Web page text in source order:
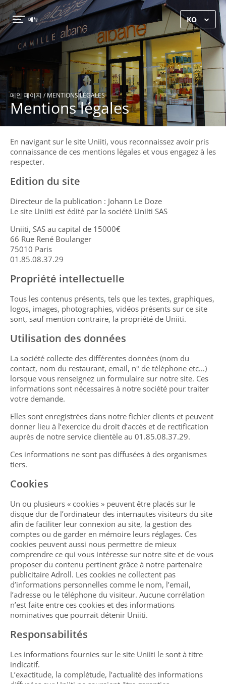
×
서비스
연락처
메뉴 KO
메인 페이지 / MENTIONS LÉGALES
Mentions légales
En navigant sur le site Uniiti, vous reconnaissez avoir pris
connaissance de ces mentions légales et vous engagez à les
respecter.
Edition du site
Directeur de la publication : Johann Le Doze
Le site Uniiti est édité par la société Uniiti SAS
Uniiti, SAS au capital de 15000€
66 Rue René Boulanger
75010 Paris
01.85.08.37.29
Propriété intellectuelle
Tous les contenus présents, tels que les textes, graphiques,
logos, images, photographies, vidéos présents sur ce site
sont, sauf mention contraire, la propriété de Uniiti.
Utilisation des données
La société collecte des différentes données (nom du
contact, nom du restaurant, email, n° de téléphone etc…)
lorsque vous renseignez un formulaire sur notre site. Ces
informations sont nécessaires à notre société pour traiter
votre demande.
Elles sont enregistrées dans notre fichier clients et peuvent
donner lieu à l’exercice du droit d’accès et de rectification
auprès de notre service clientèle au 01.85.08.37.29.
Ces informations ne sont pas diffusées à des organismes
tiers.
Cookies
Un ou plusieurs « cookies » peuvent être placés sur le
disque dur de l’ordinateur des internautes visiteurs du site
afin de faciliter leur connexion au site, la gestion des
comptes ou de garder en mémoire leurs réglages. Ces
cookies peuvent aussi nous permettre de mieux
comprendre ce qui vous intéresse sur notre site et de vous
proposer du contenu pertinent grâce à notre partenaire
publicitaire Adroll. Les cookies ne collectent pas
d’informations personnelles comme le nom, l’email,
l’adresse ou le téléphone du visiteur. Aucune corrélation
n’est faite entre ces cookies et des informations
nominatives que pourrait détenir Uniiti.
Responsabilités
Les informations fournies sur le site Uniiti le sont à titre
indicatif.
L’exactitude, la complétude, l’actualité des informations